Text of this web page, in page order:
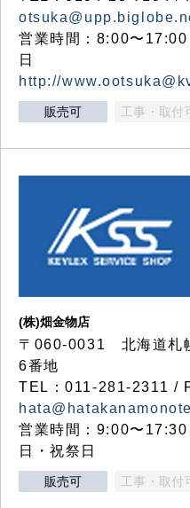
営業時間：8:00〜
日
http://
販売可 工事・取付
(株)畑金物店
〒060-0031 北海道札
6番地
TEL：011-281-2311 /
営業時間：9:00〜
日・祝祭日
販売可 工事・取付